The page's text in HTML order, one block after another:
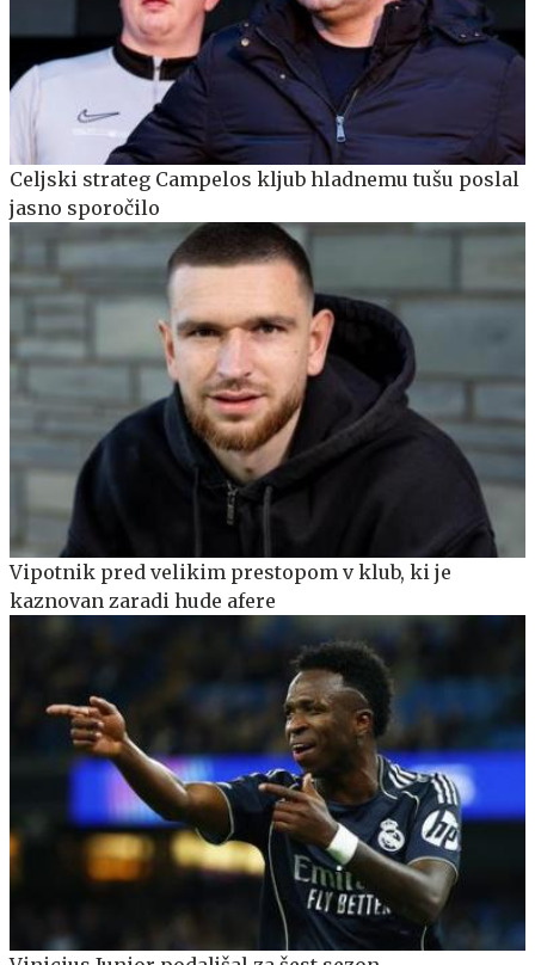
Celjski strateg Campelos kljub hladnemu tušu poslal
jasno sporočilo
Vipotnik pred velikim prestopom v klub, ki je
kaznovan zaradi hude afere